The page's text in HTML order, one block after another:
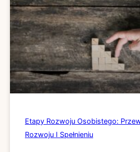
Etapy Rozwoju Osobistego:
Rozwoju I Spełnieniu